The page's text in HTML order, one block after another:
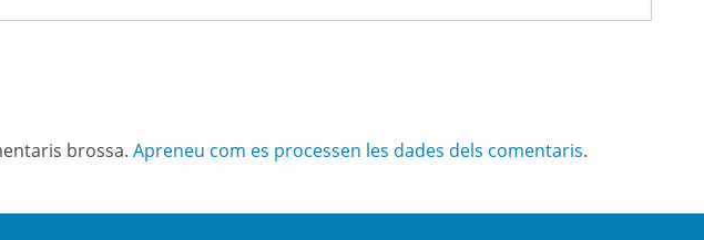
brossa. Apreneu com es processen les dades dels comentaris.